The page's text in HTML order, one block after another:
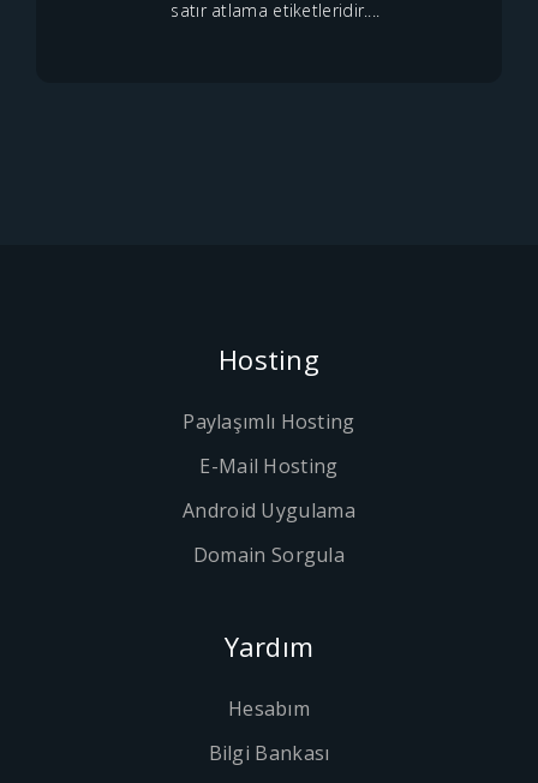
satır atlama etiketleridir....
Hosting
Paylaşımlı Hosting
E-Mail Hosting
Android Uygulama
Domain Sorgula
Yardım
Hesabım
Bilgi Bankası